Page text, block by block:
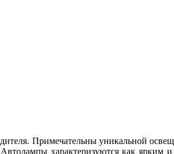
Примечательны уникальной
характеризуются как